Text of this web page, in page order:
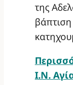
της
Ι.Ν.